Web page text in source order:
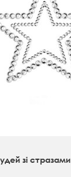
зі стразами